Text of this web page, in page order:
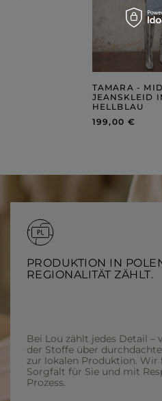
TAMARA -
JEANSKLEID
HELLBLAU
199,00 €
PRODUKTION IN
REGIONALITÄT ZÄHLT.
Bei Lou zählt jedes Detail –
der Stoffe über
zur lokalen Produktion.
Sorgfalt für Sie und mit
Prozess.